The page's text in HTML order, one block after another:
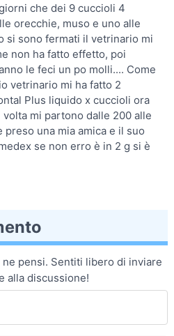
che dei 9 cuccioli 4
orecchie, muso e uno alle
si sono fermati il vetrinario mi
non ha fatto effetto, poi
le feci un po molli.... Come
vetrinario mi ha fatto 2
Plus liquido x cuccioli ora
mi partono dalle 200 alle
una mia amica e il suo
se non erro è in 2 g si è
pensi. Sentiti libero di inviare
alla discussione!